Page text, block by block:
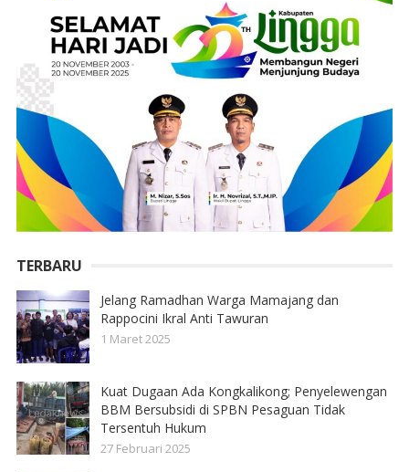
TERBARU
Jelang Ramadhan Warga Mamajang dan
Rappocini Ikral Anti Tawuran
1 Maret 2025
Kuat Dugaan Ada Kongkalikong; Penyelewengan
BBM Bersubsidi di SPBN Pesaguan Tidak
Tersentuh Hukum
27 Februari 2025